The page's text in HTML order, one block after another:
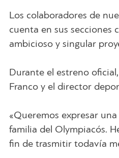
Los colaboradores de
cuenta en sus secciones
ambicioso y singular
Durante el estreno
Franco y el director
«Queremos expresar
familia del Olympiacós.
fin de trasmitir todavía